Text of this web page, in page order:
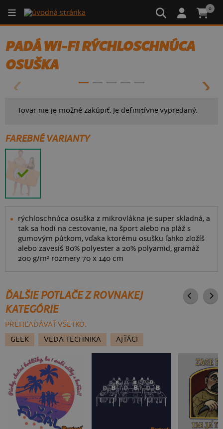
0
PADÁ WI-FI RÝCHLOSCHNÚCA
OSUŠKA
Tovar nie je možné zakúpiť. Je definitívne vypredaný.
FAREBNÉ VARIANTY
rýchloschnúca osuška z mikrovlákna je super skladná, a
tak sa hodí na cestovanie, na šport alebo na pláž s
gumovým pútkom, vďaka ktorému osušku ľahko zložíš
alebo zavesíš 80% polyester a 20% polyamid, gramáž
200 g/m² rozmery 70 x 140 cm
ĎALŠIE POTLAČE Z ROVNAKEJ
KATEGÓRIE
PREHĽADÁVAŤ VŠETKO:
GEEK
VEDA TECHNIKA AJŤÁCI